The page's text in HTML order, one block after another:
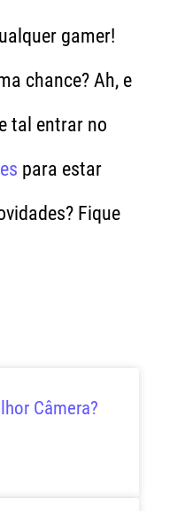
gamer!
chance? Ah, e
tal entrar no
para estar
Fique
Câmera?